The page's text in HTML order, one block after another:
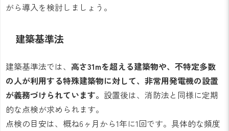
がら導入を検討しましょう。
建築基準法
建築基準法では、 高さ31mを超える建築物や、不特定多数
の人が利用する特殊建築物に対して、非常用発電機の設置
が義務づけられています。 設置後は、消防法と同様に定期
的な点検が求められます。
点検の目安は、概ね6ヶ月から1年に1回です。具体的な頻度